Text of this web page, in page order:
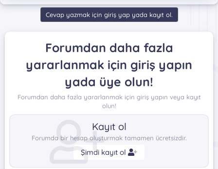
Cevap yazmak için giriş yap yada kayıt ol.
Forumdan daha fazla
yararlanmak için giriş yapın
yada üye olun!
Forumdan daha fazla yararlanmak için giriş yapın veya kayıt
olun!
Kayıt ol
Forumda bir hesap oluşturmak tamamen ücretsizdir.
Şimdi kayıt ol